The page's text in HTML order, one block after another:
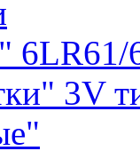
6LR61/
3V